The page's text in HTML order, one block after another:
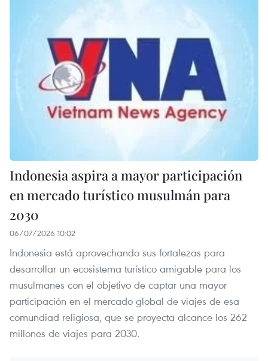
Indonesia aspira a mayor participación
en mercado turístico musulmán para
2030
06/07/2026 10:02
Indonesia está aprovechando sus fortalezas para
desarrollar un ecosistema turístico amigable para los
musulmanes con el objetivo de captar una mayor
participación en el mercado global de viajes de esa
comundiad religiosa, que se proyecta alcance los 262
millones de viajes para 2030.